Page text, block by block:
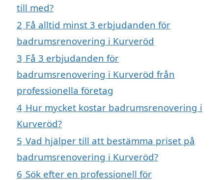
till med?
2 Få alltid minst 3 erbjudanden för
badrumsrenovering i Kurveröd
3 Få 3 erbjudanden för
badrumsrenovering i Kurveröd från
professionella företag
4 Hur mycket kostar badrumsrenovering i
Kurveröd?
5 Vad hjälper till att bestämma priset på
badrumsrenovering i Kurveröd?
6 Sök efter en professionell för